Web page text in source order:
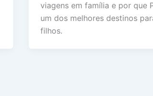
viagens em família e por que
um dos melhores destinos
filhos.